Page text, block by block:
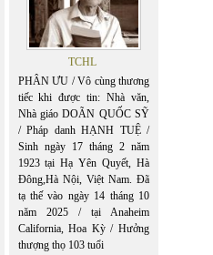
TCHL
PHÂN ƯU / Vô cùng thương
tiếc khi được tin: Nhà văn,
Nhà giáo DOÃN QUỐC SỸ
/ Pháp danh HẠNH TUỆ /
Sinh ngày 17 tháng 2 năm
1923 tại Hạ Yên Quyết, Hà
Đông,Hà Nội, Việt Nam. Đã
tạ thế vào ngày 14 tháng 10
năm 2025 / tại Anaheim
California, Hoa Kỳ / Hưởng
thượng thọ 103 tuổi